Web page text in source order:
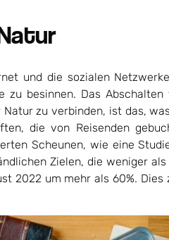
und die sozialen
zu besinnen. Das
zu verbinden, ist das,
die von Reisenden
Scheunen, wie eine
Zielen, die weniger
2022 um mehr als 60%.